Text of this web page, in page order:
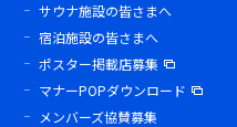
サウナ施設の皆さまへ
宿泊施設の皆さまへ
ポスター掲載店募集
マナーPOPダウンロード
メンバーズ協賛募集